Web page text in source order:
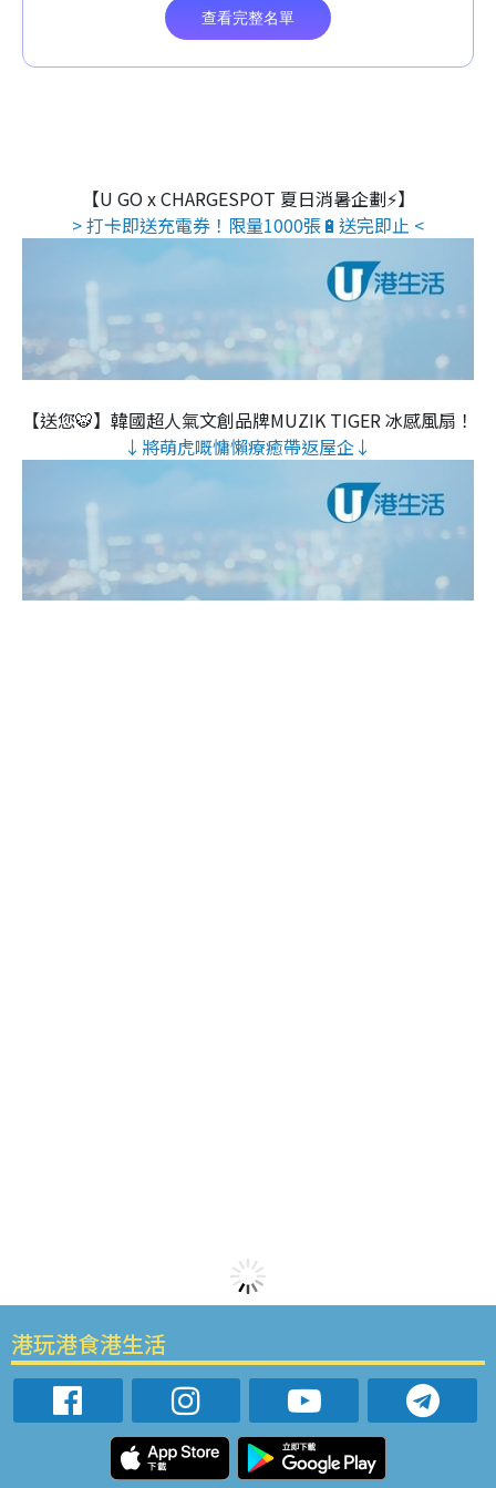
【U GO x CHARGESPOT 夏日消暑企劃⚡】
> 打卡即送充電券！限量1000張🔋送完即止 <
【送您🐯】韓國超人氣文創品牌MUZIK TIGER 冰感風扇！
↓將萌虎嘅慵懶療癒帶返屋企↓
港玩港食港生活